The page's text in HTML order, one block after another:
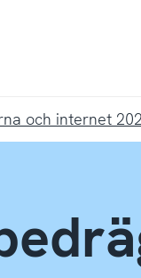
och internet